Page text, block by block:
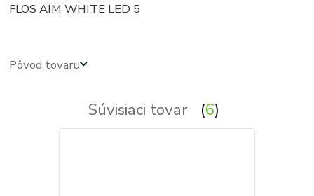
FLOS AIM WHITE LED 5
Pôvod tovaru
Súvisiaci tovar 6